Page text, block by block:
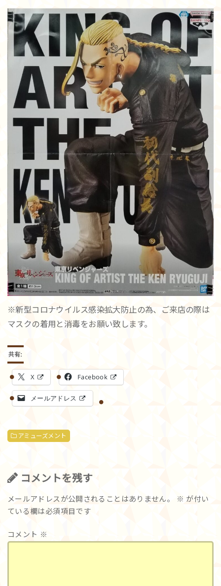
※新型コロナウイルス感染拡大防止の為、ご来店の際は
マスクの着用と消毒をお願い致します。
共有:
X Facebook
メールアドレス
アミューズメント
コメントを残す
メールアドレスが公開されることはありません。 ※ が付い
ている欄は必須項目です
コメント ※